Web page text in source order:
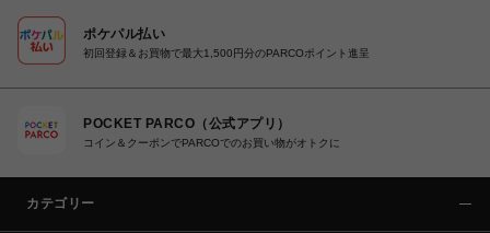
ポケパル払い
初回登録＆お買物で最大1,500円分のPARCOポイント進呈
POCKET PARCO（公式アプリ）
コイン＆クーポンでPARCOでのお買い物がオトクに
カテゴリー